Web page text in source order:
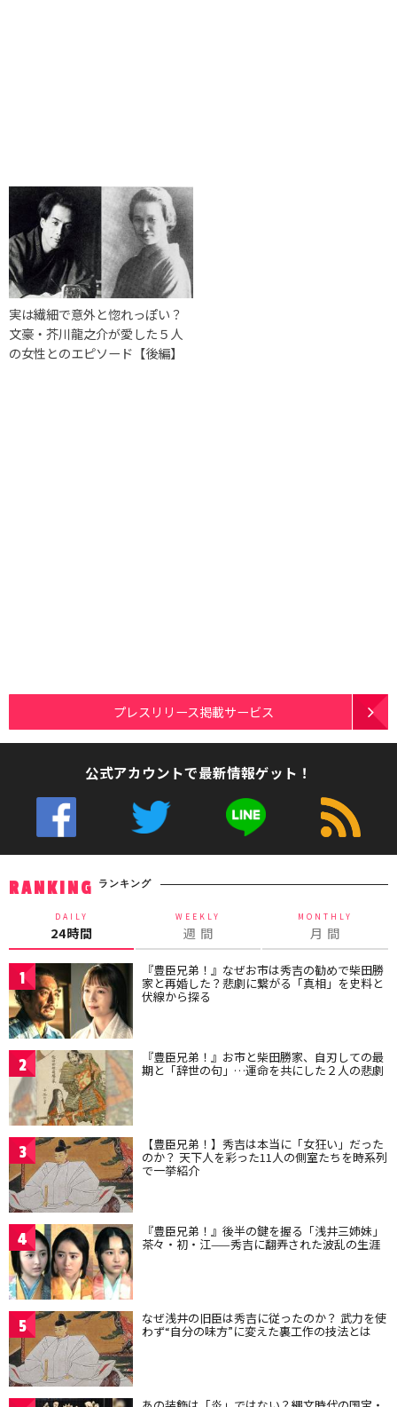
実は繊細で意外と惚れっぽい？
文豪・芥川龍之介が愛した５人
の女性とのエピソード【後編】
プレスリリース掲載サービス
公式アカウントで最新情報ゲット！
RANKING ランキング
DAILY
24時間
WEEKLY
週 間
MONTHLY
月 間
1 『豊臣兄弟！』なぜお市は秀吉の勧めで柴田勝
家と再婚した？悲劇に繋がる「真相」を史料と
伏線から探る
2 『豊臣兄弟！』お市と柴田勝家、自刃しての最
期と「辞世の句」…運命を共にした２人の悲劇
3 【豊臣兄弟！】秀吉は本当に「女狂い」だった
のか？ 天下人を彩った11人の側室たちを時系列
で一挙紹介
4 『豊臣兄弟！』後半の鍵を握る「浅井三姉妹」
茶々・初・江——秀吉に翻弄された波乱の生涯
5 なぜ浅井の旧臣は秀吉に従ったのか？ 武力を使
わず“自分の味方”に変えた裏工作の技法とは